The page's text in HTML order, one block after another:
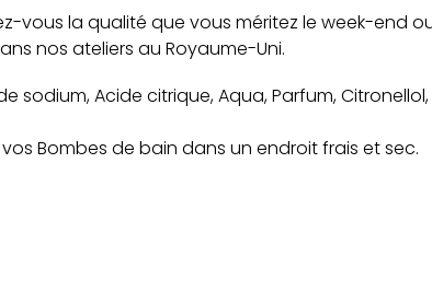
vous la qualité que vous méritez le week-end
nos ateliers au Royaume-Uni.
sodium, Acide citrique, Aqua, Parfum, Citronellol,
Bombes de bain dans un endroit frais et sec.